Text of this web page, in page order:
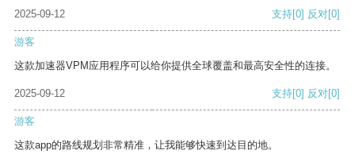
2025-09-12
支持[0] 反对[0]
游客
这款加速器VPM应用程序可以给你提供全球覆盖和最高安全性的连接。
2025-09-12 支持[0] 反对[0]
游客
这款app的路线规划非常精准，让我能够快速到达目的地。